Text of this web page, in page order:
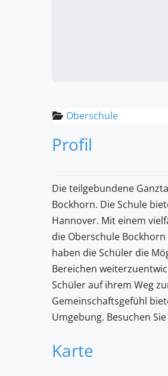
Oberschule
Profil
Die teilgebundene
Bockhorn. Die Schule
Hannover. Mit einem
die Oberschule
haben die Schüler die
Bereichen
Schüler auf ihrem Weg
Gemeinschaftsgefühl
Umgebung. Besuchen
Karte